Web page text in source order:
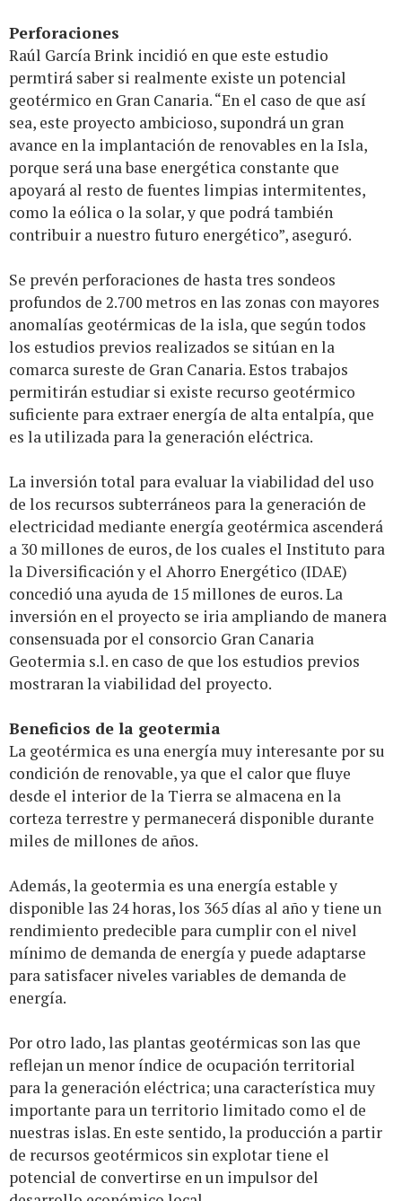
Perforaciones
Raúl García Brink incidió en que este estudio
permtirá saber si realmente existe un potencial
geotérmico en Gran Canaria. “En el caso de que así
sea, este proyecto ambicioso, supondrá un gran
avance en la implantación de renovables en la Isla,
porque será una base energética constante que
apoyará al resto de fuentes limpias intermitentes,
como la eólica o la solar, y que podrá también
contribuir a nuestro futuro energético”, aseguró.
Se prevén perforaciones de hasta tres sondeos
profundos de 2.700 metros en las zonas con mayores
anomalías geotérmicas de la isla, que según todos
los estudios previos realizados se sitúan en la
comarca sureste de Gran Canaria. Estos trabajos
permitirán estudiar si existe recurso geotérmico
suficiente para extraer energía de alta entalpía, que
es la utilizada para la generación eléctrica.
La inversión total para evaluar la viabilidad del uso
de los recursos subterráneos para la generación de
electricidad mediante energía geotérmica ascenderá
a 30 millones de euros, de los cuales el Instituto para
la Diversificación y el Ahorro Energético (IDAE)
concedió una ayuda de 15 millones de euros. La
inversión en el proyecto se iria ampliando de manera
consensuada por el consorcio Gran Canaria
Geotermia s.l. en caso de que los estudios previos
mostraran la viabilidad del proyecto.
Beneficios de la geotermia
La geotérmica es una energía muy interesante por su
condición de renovable, ya que el calor que fluye
desde el interior de la Tierra se almacena en la
corteza terrestre y permanecerá disponible durante
miles de millones de años.
Además, la geotermia es una energía estable y
disponible las 24 horas, los 365 días al año y tiene un
rendimiento predecible para cumplir con el nivel
mínimo de demanda de energía y puede adaptarse
para satisfacer niveles variables de demanda de
energía.
Por otro lado, las plantas geotérmicas son las que
reflejan un menor índice de ocupación territorial
para la generación eléctrica; una característica muy
importante para un territorio limitado como el de
nuestras islas. En este sentido, la producción a partir
de recursos geotérmicos sin explotar tiene el
potencial de convertirse en un impulsor del